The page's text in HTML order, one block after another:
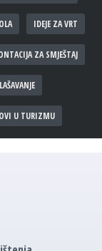
IDEJE ZA VRT
ZA SMJEŠTAJ
U TURIZMU